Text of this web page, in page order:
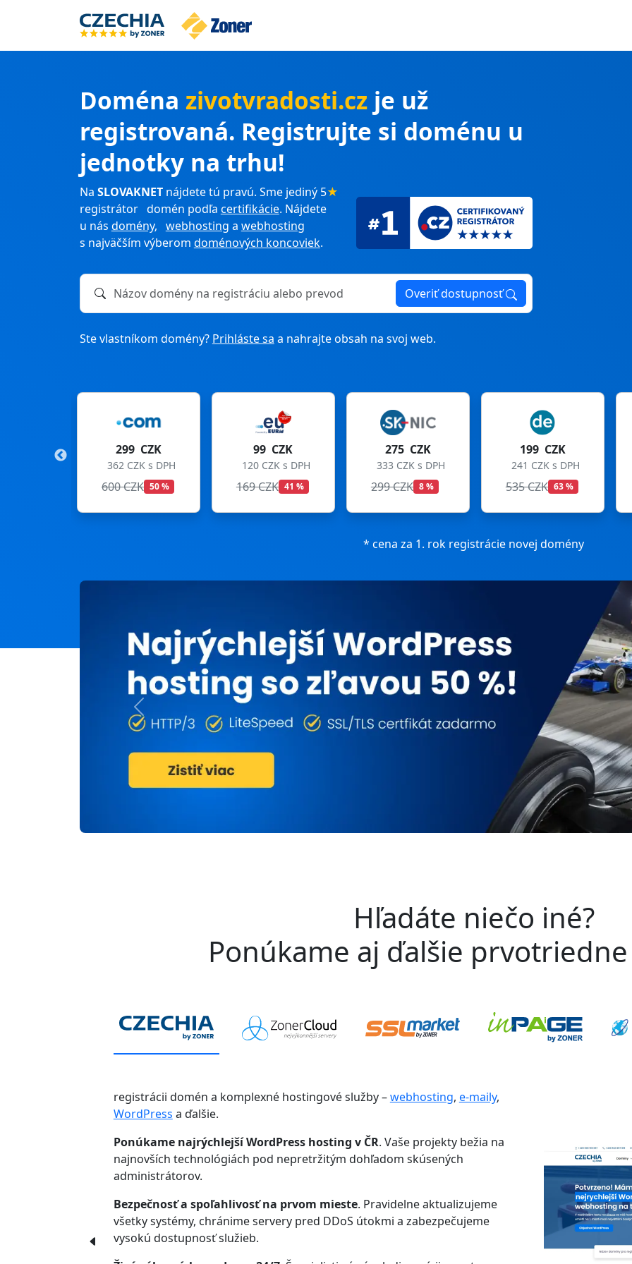
Doména zivotvradosti.cz je už
registrovaná. Registrujte si doménu u
jednotky na trhu!
Na SLOVAKNETnájdete tú pravú. Sme jediný 5★
registrátor domén podľa certifikácie. Nájdete
u nás domény, webhosting a webhosting
s najväčším výberom doménových koncoviek.
Názov domény na registráciu alebo prevod Overiť dostupnosť
Ste vlastníkom domény? Prihláste sa a nahrajte obsah na svoj web.
99 CZK
120 CZK s DPH
169 CZK 41 %
275 CZK
333 CZK s DPH
299 CZK 8 %
199 CZK
241 CZK s DPH
535 CZK 63 %
199 CZK
241 CZK s DPH
699 CZK 72 %
* cena za 1. rok registrácie novej domény
Previous
Hľadáte niečo iné?
Ponúkame aj ďalšie
registrácii domén a komplexné hostingové služby –webhosting, e-maily,
WordPress a ďalšie.
Ponúkame najrýchlejší WordPress hosting v ČR. Vaše projekty bežia na
najnovších technológiách pod nepretržitým dohľadom skúsených
administrátorov.
Bezpečnosť a spoľahlivosť na prvom mieste. Pravidelne aktualizujeme
všetky systémy, chránime servery pred DDoS útokmi a zabezpečujeme
vysokú dostupnosť služieb.